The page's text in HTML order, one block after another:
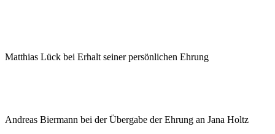
Matthias Lück bei Erhalt seiner persönlichen Ehrung
Andreas Biermann bei der Übergabe der Ehrung an Jana Holtz